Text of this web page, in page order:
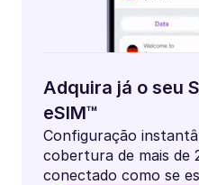
Adquira já o seu
eSIM™
Configuração
cobertura de mais de
conectado como se